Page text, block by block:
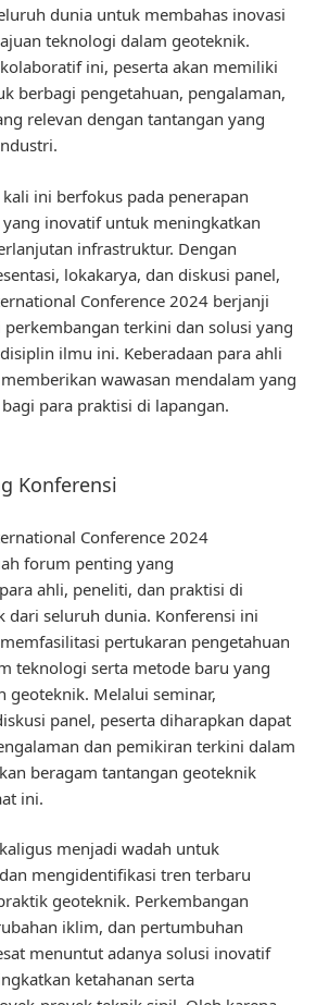
dunia untuk membahas inovasi
teknologi dalam geoteknik.
ini, peserta akan memiliki
berbagi pengetahuan, pengalaman,
relevan dengan tantangan yang
ini berfokus pada penerapan
inovatif untuk meningkatkan
infrastruktur. Dengan
lokakarya, dan diskusi panel,
Conference 2024 berjanji
terkini dan solusi yang
ilmu ini. Keberadaan para ahli
wawasan mendalam yang
para praktisi di lapangan.
Konferensi
Conference 2024
forum penting yang
ahli, peneliti, dan praktisi di
dari seluruh dunia. Konferensi ini
pertukaran pengetahuan
teknologi serta metode baru yang
geoteknik. Melalui seminar,
panel, peserta diharapkan dapat
dan pemikiran terkini dalam
beragam tantangan geoteknik
ini.
menjadi wadah untuk
mengidentifikasi tren terbaru
geoteknik. Perkembangan
iklim, dan pertumbuhan
menuntut adanya solusi inovatif
ketahanan serta